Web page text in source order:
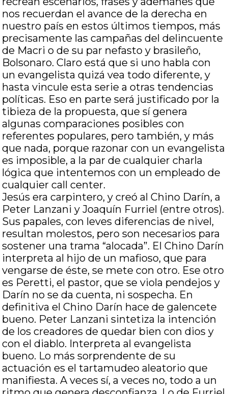
nos recuerdan el avance de la derecha en
nuestro país en estos últimos tiempos, más
precisamente las campañas del delincuente
de Macri o de su par nefasto y brasileño,
Bolsonaro. Claro está que si uno habla con
un evangelista quizá vea todo diferente, y
hasta vincule esta serie a otras tendencias
políticas. Eso en parte será justificado por la
tibieza de la propuesta, que sí genera
algunas comparaciones posibles con
referentes populares, pero también, y más
que nada, porque razonar con un evangelista
es imposible, a la par de cualquier charla
lógica que intentemos con un empleado de
cualquier call center.
Jesús era carpintero, y creó al Chino Darín, a
Peter Lanzani y Joaquín Furriel (entre otros).
Sus papales, con leves diferencias de nivel,
resultan molestos, pero son necesarios para
sostener una trama “alocada”. El Chino Darín
interpreta al hijo de un mafioso, que para
vengarse de éste, se mete con otro. Ese otro
es Peretti, el pastor, que se viola pendejos y
Darín no se da cuenta, ni sospecha. En
definitiva el Chino Darín hace de galencete
bueno. Peter Lanzani sintetiza la intención
de los creadores de quedar bien con dios y
con el diablo. Interpreta al evangelista
bueno. Lo más sorprendente de su
actuación es el tartamudeo aleatorio que
manifiesta. A veces sí, a veces no, todo a un